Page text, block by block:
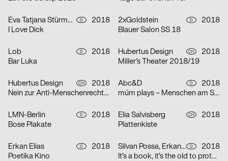
Eva Tatjana Stürmer, Lena Thomaka D
2018
I Love Dick
2xGoldstein D
2018
Blauer Salon SS 18
Lob D
2018
Bar Luka
Hubertus Design CH
2018
Miller’s Theater 2018/19
Hubertus Design CH
2018
Nein zur Anti-Menschenrechtsinitiative
Abc&D D
2018
múm plays – Menschen am Sonntag
LMN-Berlin D
2018
Bose Plakate
Elia Salvisberg CH
2018
Plattenkiste
Erkan Elias D
2018
Poetika Kino
Silvan Possa, Erkan Elias, Anne Dietzsch D
2018
It’s a book, it’s the old to protest, it’s the new to request